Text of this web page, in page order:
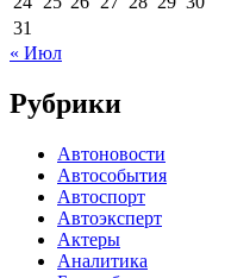
31
« Июл
Рубрики
Автоновости
Автособытия
Автоспорт
Автоэксперт
Актеры
Аналитика